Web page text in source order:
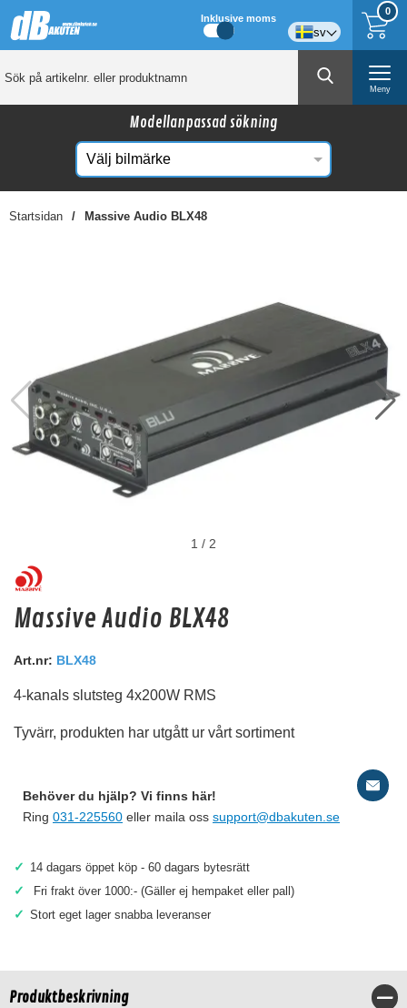
0
Inklusive moms
sv
Meny
Modellanpassad sökning
Startsidan Massive Audio BLX48
Audio System Z-EVO 0.75M
RCA kabel i OFC koppar. 0,75m lång.
Snabblager 1-3 dagar
1 / 2
Massive Audio BLX48
Art.nr: BLX48
4-kanals slutsteg 4x200W RMS
Tyvärr, produkten har utgått ur vårt sortiment
Behöver du hjälp? Vi finns här!
Ring 031-225560 eller maila oss support@dbakuten.se
✓ 14 dagars öppet köp - 60 dagars bytesrätt
✓ Fri frakt över 1000:- (Gäller ej hempaket eller pall)
✓ Stort eget lager snabba leveranser
Produktbeskrivning